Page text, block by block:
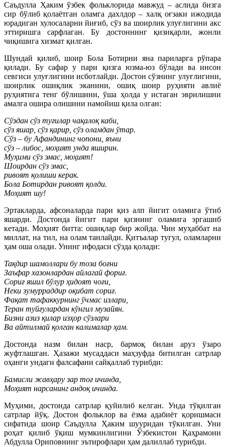
Саъдулла Ҳаким ўзбек фольклорида мавжуд – аслида бизга
сир бўлиб қолаётган оламга дахлдор – халқ оғзаки ижодида
юрадиган хулосаларни йиғиб, сўз ва шоирлик улуғлигини акс
эттиришга сарфлаган. Бу достоннинг қизиқарли, жонли
чиқишига хизмат қилган.
Шундай қилиб, шоир Бола Ботирни яна париларга рўпара
қилади. Бу сафар у пари қизга юзма-юз бўлади ва инсон
севгиси улуғлигини исботлайди. Достон сўзнинг улуғлигини,
шоирлик ошиқлик эканини, ошиқ шоир руҳияти авлиё
руҳиятига тенг бўлишини, ўша ҳолда у истаган эврилишни
амалга ошира олишини намойиш қила олган:
Сўздан сўз туғилар чақалоқ каби,
сўз яшар, сўз қарир, сўз оламдан ўтар.
Сўз – бу Афандининг чопони, яъни
сўз – либос, моҳият унда яширин.
Муҳими сўз эмас, моҳият!
Шоирдан сўз эмас,
ривоят қолиши керак.
Бола Ботирдан ривоят қолди.
Моҳият шу!
Эртакларда, афсоналарда пари қиз алп йигит оламига ўтиб
яшарди. Достонда йигит пари қизнинг оламига эргашиб
кетади. Моҳият битта: ошиқлар бир жойда. Чин муҳаббат на
миллат, на тил, на олам танлайди. Қитъалар тугул, оламларни
ҳам оша олади. Унинг ифодаси сўзда қолади:
Тақдир шамоллари бу тоза боғни
Заъфар хазонлардан айлагай фориғ.
Сориғ яшил бўлур ҳидоят чоғи,
Неки зумурраддир оқибат сориғ.
Фақат тафаккурнинг ўчмас излари,
Теран туйғулардан кўнгил музайян.
Бизни азиз қилар изҳор сўзлари
Ва айтилмай қолган калималар ҳам.
Достонда назм билан наср, бармоқ билан аруз ўзаро
жуфтлашган. Ҳазажи мусаддаси маҳзуфда битилган сатрлар
оҳанги ундаги фалсафани сайқаллаб турибди:
Бамисли жавҳару зар тоғ ичинда,
Моҳият нарсанинг андоқ ичинда.
Муҳими, достонда сатрлар қуйилиб келган. Унда тўқилган
сатрлар йўқ. Достон фольклор ва ёзма адабиёт қоришмаси
сифатида шоир Саъдулла Ҳаким шууридан тўкилган. Уни
роҳат қилиб ўқиш мумкинлигини Ўзбекистон Қаҳрамони
Абдулла Ориповнинг эътирофлари ҳам далиллаб турибди.